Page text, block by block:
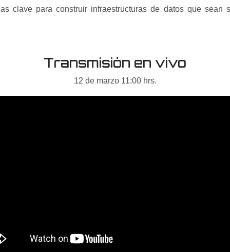
clave para construir infraestructuras de datos que
Transmisión en vivo
12 de marzo 11:00 hrs.